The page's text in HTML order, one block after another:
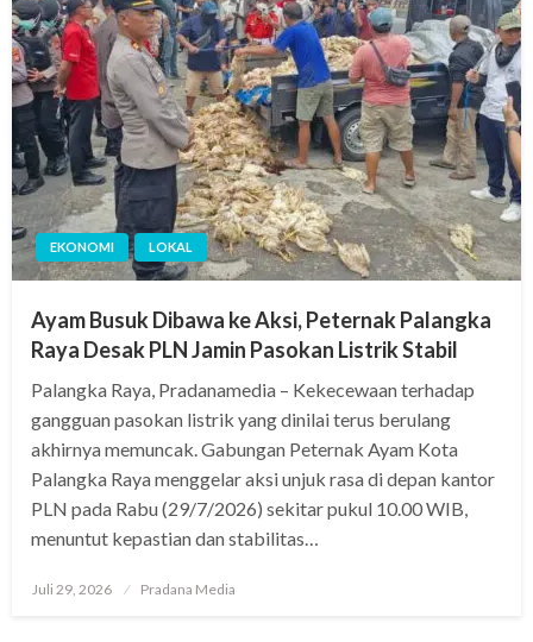
EKONOMI LOKAL
Ayam Busuk Dibawa ke Aksi, Peternak Palangka
Raya Desak PLN Jamin Pasokan Listrik Stabil
Palangka Raya, Pradanamedia – Kekecewaan terhadap
gangguan pasokan listrik yang dinilai terus berulang
akhirnya memuncak. Gabungan Peternak Ayam Kota
Palangka Raya menggelar aksi unjuk rasa di depan kantor
PLN pada Rabu (29/7/2026) sekitar pukul 10.00 WIB,
menuntut kepastian dan stabilitas…
Juli 29, 2026 Pradana Media